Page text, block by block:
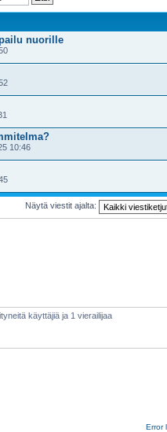
nuorille
10:46
Näytä viestit ajalta:
käyttäjiä ja 1 vierailijaa
Error